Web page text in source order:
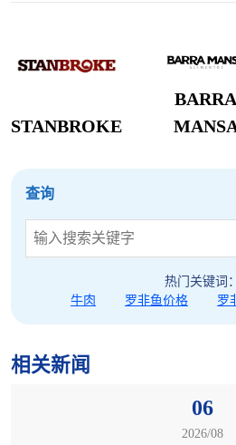
STANBROKE
BARRA
查询
热门关键词：
牛肉
罗非鱼价格 罗
相关新闻
06
2026/08